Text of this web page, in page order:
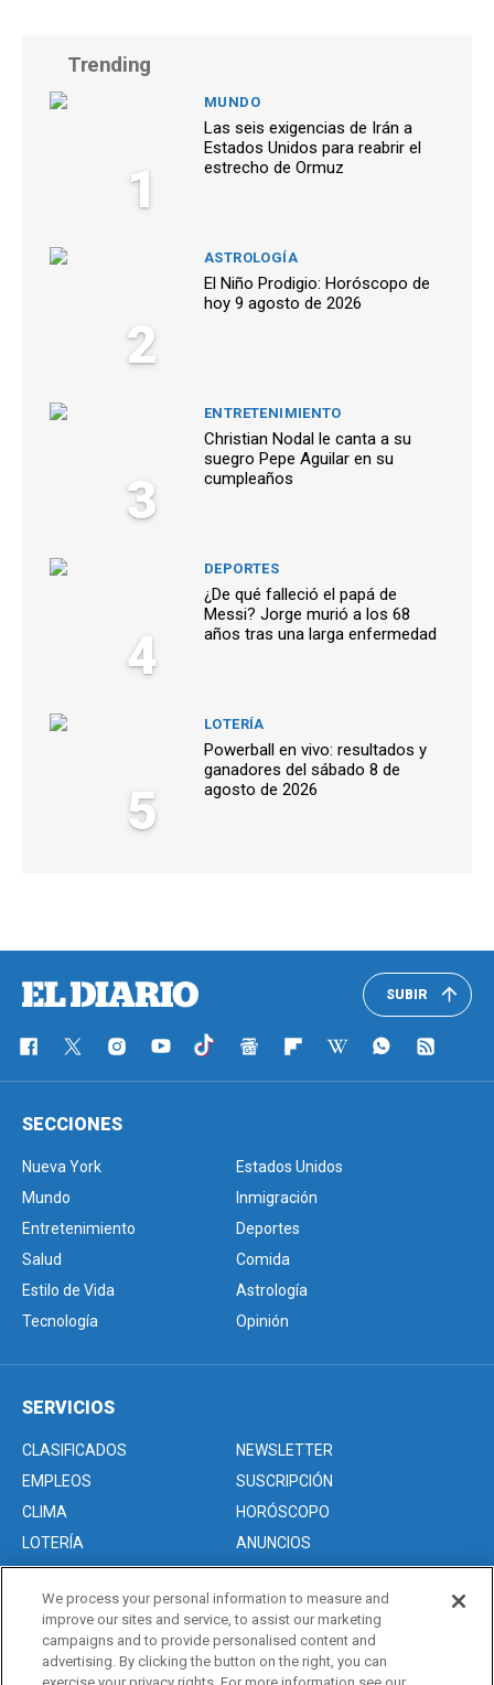
Trending
1
MUNDO
Las seis exigencias de Irán a
Estados Unidos para reabrir el
estrecho de Ormuz
2
ASTROLOGÍA
El Niño Prodigio: Horóscopo de
hoy 9 agosto de 2026
3
ENTRETENIMIENTO
Christian Nodal le canta a su
suegro Pepe Aguilar en su
cumpleaños
4
DEPORTES
¿De qué falleció el papá de
Messi? Jorge murió a los 68
años tras una larga enfermedad
5
LOTERÍA
Powerball en vivo: resultados y
ganadores del sábado 8 de
agosto de 2026
SUBIR
SECCIONES
Nueva York
Estados Unidos
Mundo
Inmigración
Entretenimiento
Deportes
Salud
Comida
Estilo de Vida
Astrología
Tecnología
Opinión
SERVICIOS
CLASIFICADOS
NEWSLETTER
EMPLEOS
SUSCRIPCIÓN
CLIMA
HORÓSCOPO
LOTERÍA
ANUNCIOS
Acerca de nosotros
Advertise with Us/Anuncios
We process your personal information to measure and
improve our sites and service, to assist our marketing
campaigns and to provide personalised content and
advertising. By clicking the button on the right, you can